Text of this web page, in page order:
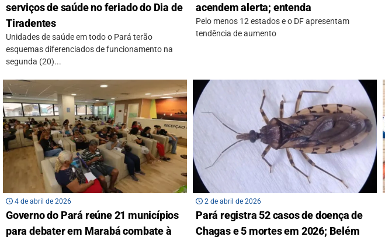
serviços de saúde no feriado do Dia de
Tiradentes
Unidades de saúde em todo o Pará terão
esquemas diferenciados de funcionamento na
segunda (20)...
acendem alerta; entenda
Pelo menos 12 estados e o DF apresentam
tendência de aumento
4 de abril de 2026
Governo do Pará reúne 21 municípios
para debater em Marabá combate à
2 de abril de 2026
Pará registra 52 casos de doença de
Chagas e 5 mortes em 2026; Belém